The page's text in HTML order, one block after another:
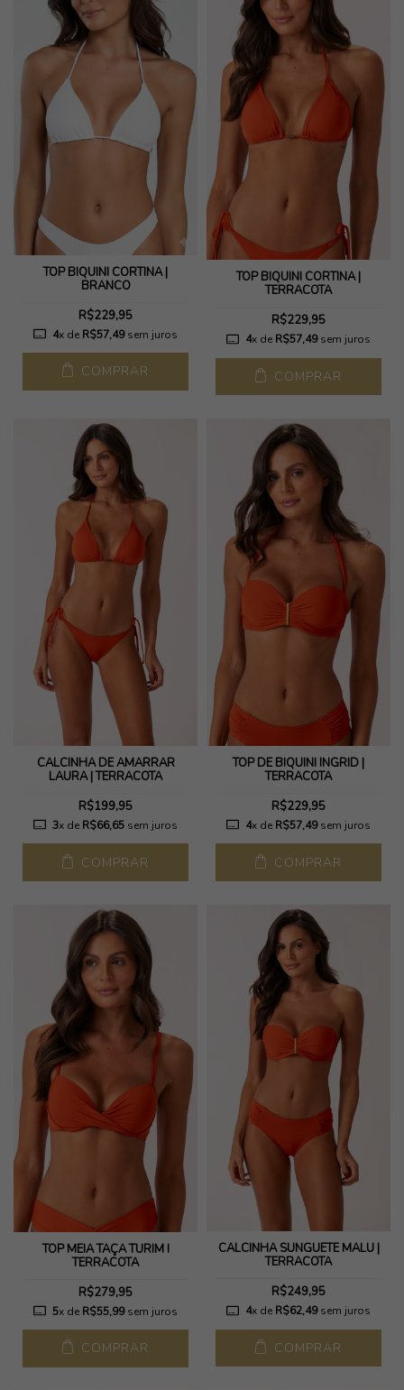
TOP BIQUÍNI CORTINA |
BRANCO
R$229,95
4x de R$57,49sem juros
COMPRAR
TOP BIQUÍNI CORTINA |
TERRACOTA
R$229,95
4x de R$57,49sem juros
COMPRAR
CALCINHA DE AMARRAR
LAURA | TERRACOTA
R$199,95
3x de R$66,65sem juros
COMPRAR
TOP DE BIQUINI INGRID |
TERRACOTA
R$229,95
4x de R$57,49sem juros
COMPRAR
TOP MEIA TAÇA TURIM I
TERRACOTA
R$279,95
5x de R$55,99sem juros
COMPRAR
CALCINHA SUNGUETE MALU |
TERRACOTA
R$249,95
4x de R$62,49sem juros
COMPRAR